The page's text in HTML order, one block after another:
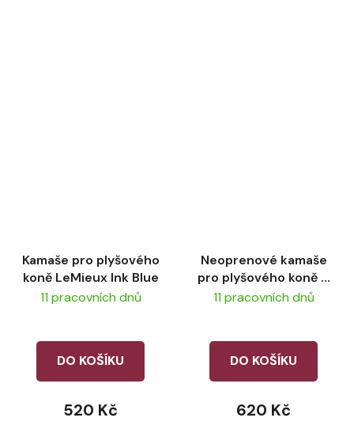
Kamaše pro plyšového
koně LeMieux Ink Blue
11 pracovních dnů
DO KOŠÍKU
520 Kč
Neoprenové kamaše
pro plyšového koně –
černé LeMieux
11 pracovních dnů
DO KOŠÍKU
620 Kč